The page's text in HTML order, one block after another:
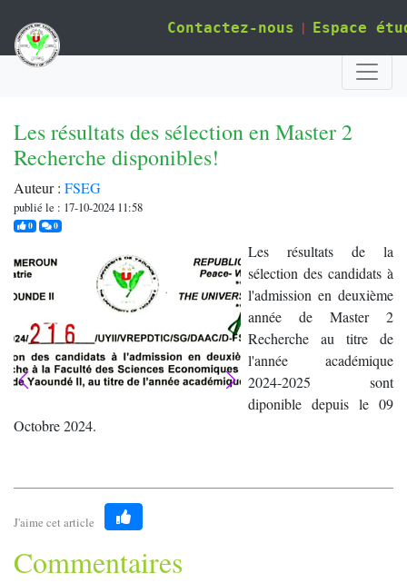
Contactez-nous | Espace
Les résultats des sélection en Master 2
Recherche disponibles!
Auteur : FSEG
publié le : 17-10-2024 11:58
0j'aime0commentaires
Les résultats de la
sélection des candidats à
l'admission en deuxième
année de Master 2
Recherche au titre de
l'année académique
2024-2025 sont
diponible depuis le 09
Octobre 2024.
J'aime cet article
Like
Commentaires